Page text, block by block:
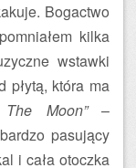
Bogactwo
kilka
wstawki
płytą, która ma
Moon”–
pasujący
i cała otoczka